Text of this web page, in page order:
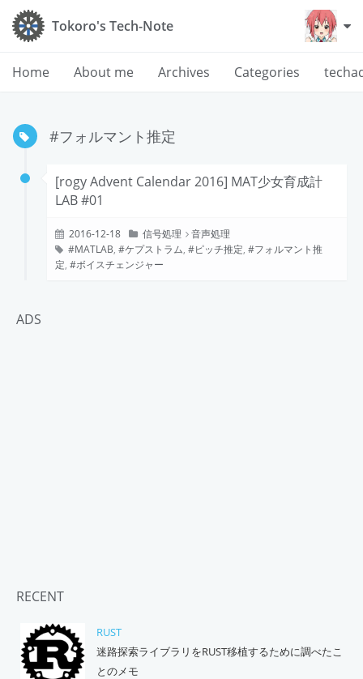
Tokoro's Tech-Note
Home About me Archives Categories
#フォルマント推定
[rogy Advent Calendar 2016] MAT少女育成計
LAB #01
2016-12-18 信号処理
音声処理
MATLAB, ケプストラム, ピッチ推定,
フォルマント推
定, ボイスチェンジャー
ADS
RECENT
RUST
迷路探索ライブラリをRUST移植するために調べたこ
とのメモ